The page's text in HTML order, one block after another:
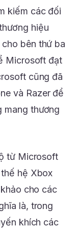
kiếm các đối
hiệu
bên thứ ba
Microsoft đạt
cũng đã
và Razer để
mang thương
từ Microsoft
hệ Xbox
cho các
là, trong
khích các